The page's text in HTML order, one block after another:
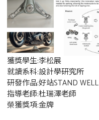
獲獎學生:李松展
就讀系科:設計學研究所
研發作品:好站STAND WELL
指導老師:杜瑞澤老師
榮獲獎項:金牌